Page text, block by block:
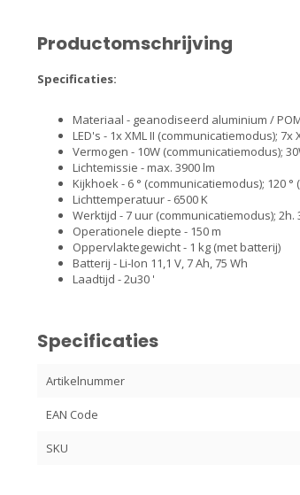
Productomschrijving
Specificaties:
Materiaal - geanodiseerd aluminium /
LED's - 1x XML II (communicatiemodus); 7x
Vermogen - 10W (communicatiemodus);
Lichtemissie - max. 3900 lm
Kijkhoek - 6 ° (communicatiemodus); 120
Lichttemperatuur - 6500 K
Werktijd - 7 uur (communicatiemodus);
Operationele diepte - 150 m
Oppervlaktegewicht - 1 kg (met batterij)
Batterij - Li-Ion 11,1 V, 7 Ah, 75 Wh
Laadtijd - 2u30 '
Specificaties
Artikelnummer
EAN Code
SKU